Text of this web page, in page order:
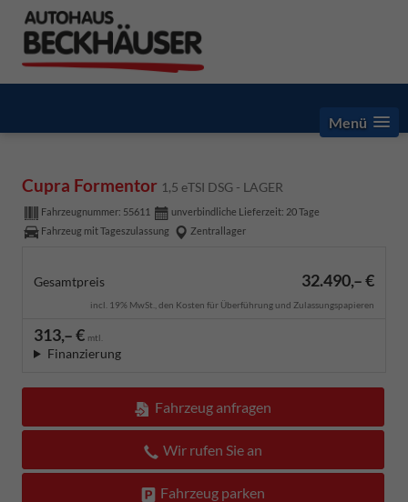
Menü
Cupra Formentor 1,5 eTSI DSG - LAGER
Fahrzeugnummer: 55611 unverbindliche Lieferzeit: 20 Tage
Fahrzeug mit Tageszulassung
Zentrallager
Gesamtpreis 32.490,– €
incl. 19% MwSt., den Kosten für Überführung und Zulassungspapieren
313,– € mtl.
Finanzierung
Fahrzeug anfragen
Wir rufen Sie an
Fahrzeug parken